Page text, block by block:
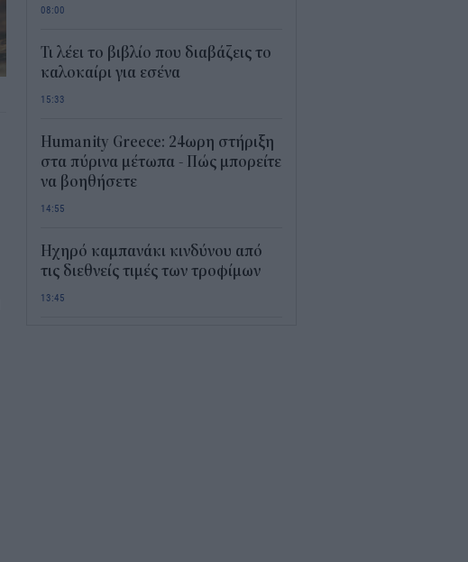
08:00
Τι λέει το βιβλίο που διαβάζεις το
καλοκαίρι για εσένα
15:33
Humanity Greece: 24ωρη στήριξη
στα πύρινα μέτωπα - Πώς μπορείτε
να βοηθήσετε
14:55
Ηχηρό καμπανάκι κινδύνου από
τις διεθνείς τιμές των τροφίμων
13:45